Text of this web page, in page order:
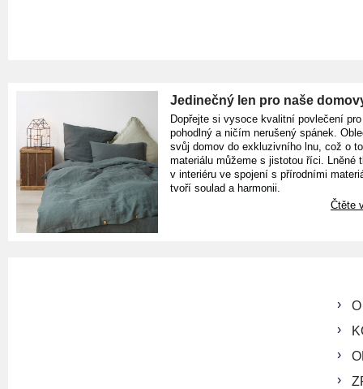
Jedinečný len pro naše
Dopřejte si vysoce kvalitní povlečení pro
pohodlný a ničím nerušený spánek.
svůj domov do exkluzivního lnu, což o
materiálu můžeme s jistotou říci. Lněné
v interiéru ve spojení s přírodními
tvoří soulad a harmonii.
Čtěte